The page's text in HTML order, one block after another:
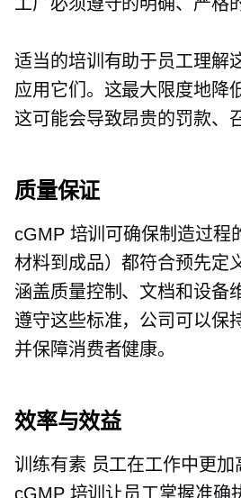
适当的培训有助于员工理解
应用它们。这最大限度地降
这可能会导致昂贵的罚款、
质量保证
cGMP 培训可确保制造过程
材料到成品）都符合预先定
涵盖质量控制、文档和设备
遵守这些标准，公司可以保
并保障消费者健康。
效率与效益
训练有素 员工在工作中更加
cGMP 培训让员工掌握准确